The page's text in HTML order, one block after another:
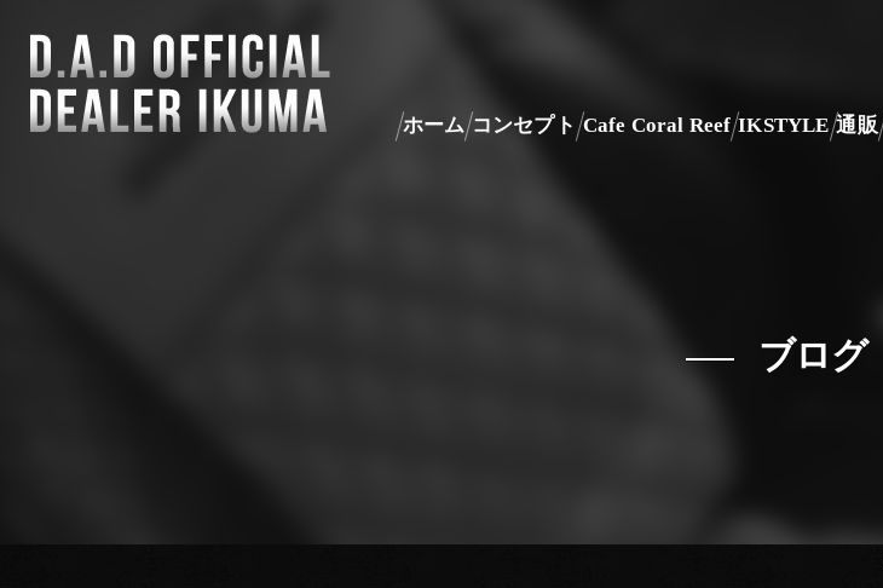
ホーム コンセプト Cafe Coral Reef IKSTYLE 通販
ブログ